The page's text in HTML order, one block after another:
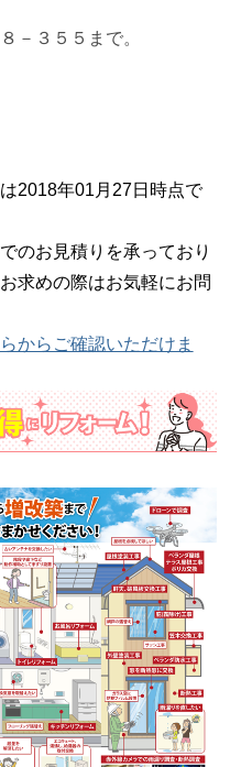
－３５５まで。
2018年01月27日時点で
のお見積りを承っており
求めの際はお気軽にお問
からご確認いただけま